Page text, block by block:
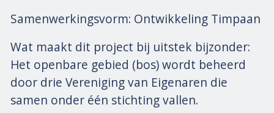
Samenwerkingsvorm: Ontwikkeling Timpaan
Wat maakt dit project bij uitstek bijzonder:
Het openbare gebied (bos) wordt beheerd
door drie Vereniging van Eigenaren die
samen onder één stichting vallen.